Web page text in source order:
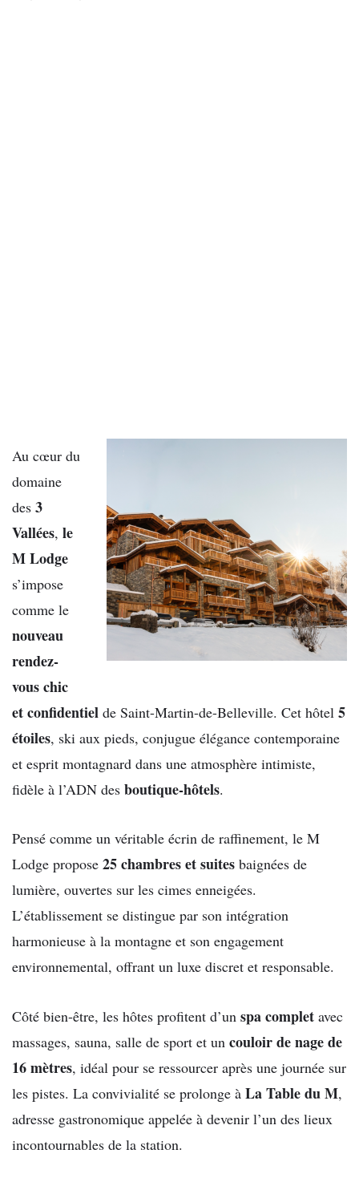
Au cœur du
domaine
des 3
Vallées, le
M Lodge
s’impose
comme le
nouveau
rendez-
vous chic
et confidentiel de Saint-Martin-de-Belleville. Cet hôtel 5
étoiles, ski aux pieds, conjugue élégance contemporaine
et esprit montagnard dans une atmosphère intimiste,
fidèle à l’ADN des boutique-hôtels.
Pensé comme un véritable écrin de raffinement, le M
Lodge propose 25 chambres et suites baignées de
lumière, ouvertes sur les cimes enneigées.
L’établissement se distingue par son intégration
harmonieuse à la montagne et son engagement
environnemental, offrant un luxe discret et responsable.
Côté bien-être, les hôtes profitent d’un spa complet avec
massages, sauna, salle de sport et un couloir de nage de
16 mètres, idéal pour se ressourcer après une journée sur
les pistes. La convivialité se prolonge à La Table du M,
adresse gastronomique appelée à devenir l’un des lieux
incontournables de la station.